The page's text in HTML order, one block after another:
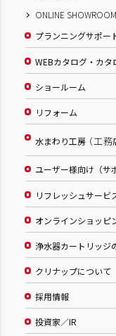
ONLINE
プランニングサポー
WEBカタログ・カタ
ショールーム
リフォーム
水まわり工房 （工
ユーザー様向け（サ
リフレッシュサービ
オンラインショッピ
浄水器カートリッジ
クリナップについて
採用情報
投資家／IR